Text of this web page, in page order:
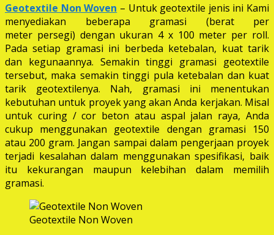
Geotextile Non Woven – Untuk geotextile jenis ini Kami
menyediakan beberapa gramasi (berat per
meter persegi) dengan ukuran 4 x 100 meter per roll.
Pada setiap gramasi ini berbeda ketebalan, kuat tarik
dan kegunaannya. Semakin tinggi gramasi geotextile
tersebut, maka semakin tinggi pula ketebalan dan kuat
tarik geotextilenya. Nah, gramasi ini menentukan
kebutuhan untuk proyek yang akan Anda kerjakan. Misal
untuk curing / cor beton atau aspal jalan raya, Anda
cukup menggunakan geotextile dengan gramasi 150
atau 200 gram. Jangan sampai dalam pengerjaan proyek
terjadi kesalahan dalam menggunakan spesifikasi, baik
itu kekurangan maupun kelebihan dalam memilih
gramasi.
Geotextile Non Woven